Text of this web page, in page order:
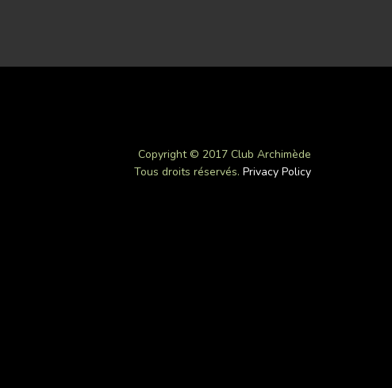
Copyright © 2017 Club Archimède
Tous droits réservés. Privacy Policy